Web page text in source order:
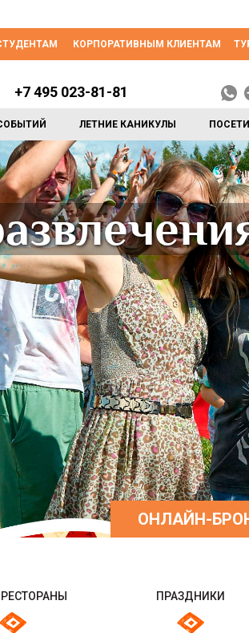
КОРПОРАТИВНЫМ КЛИЕНТАМ
ЛЕТНИЕ КАНИКУЛЫ
+7 495 023-81-81
ОНЛАЙН-
ПРАЗДНИКИ